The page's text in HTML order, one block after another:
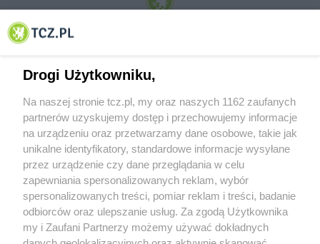
© 2001-2026 Tczew - TCZ.PL Sp. z o.o. Internetowy Serwis Informacyjny Miasta
O FIRMIE POLITYKA PRYWATNOŚCI HOSTING
REKLAMA WSPÓŁPRACA RSS FACEBOOK KONTAKT
Nasze serwisy
Drogi Użytkowniku,
Na naszej stronie tcz.pl, my oraz naszych 1162 zaufanych
partnerów uzyskujemy dostęp i przechowujemy informacje
na urządzeniu oraz przetwarzamy dane osobowe, takie jak
unikalne identyfikatory, standardowe informacje wysyłane
przez urządzenie czy dane przeglądania w celu
zapewniania spersonalizowanych reklam, wybór
spersonalizowanych treści, pomiar reklam i treści, badanie
odbiorców oraz ulepszanie usług. Za zgodą Użytkownika
my i Zaufani Partnerzy możemy używać dokładnych